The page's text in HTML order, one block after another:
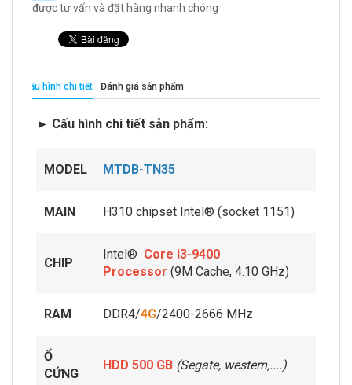
được tư vấn và đặt hàng nhanh chóng
Cấu hình chi tiết Đánh giá sản phẩm
► Cấu hình chi tiết sản phẩm:
MODEL MTDB-TN35
MAIN H310 chipset Intel® (socket 1151)
CHIP
Intel® Core i3-9400
Processor (9M Cache, 4.10 GHz)
RAM DDR4/4G/2400-2666 MHz
Ổ
CỨNG
HDD 500 GB (Segate, western,....)